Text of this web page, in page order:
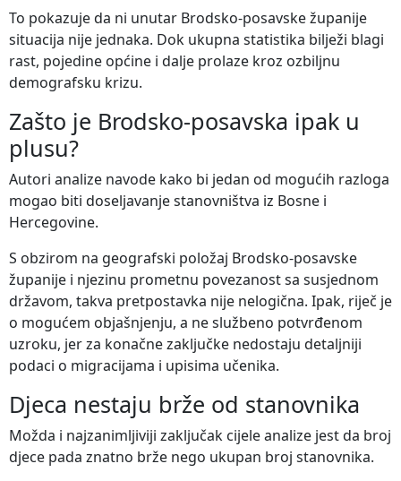
To pokazuje da ni unutar Brodsko-posavske županije
situacija nije jednaka. Dok ukupna statistika bilježi blagi
rast, pojedine općine i dalje prolaze kroz ozbiljnu
demografsku krizu.
Zašto je Brodsko-posavska ipak u
plusu?
Autori analize navode kako bi jedan od mogućih razloga
mogao biti doseljavanje stanovništva iz Bosne i
Hercegovine.
S obzirom na geografski položaj Brodsko-posavske
županije i njezinu prometnu povezanost sa susjednom
državom, takva pretpostavka nije nelogična. Ipak, riječ je
o mogućem objašnjenju, a ne službeno potvrđenom
uzroku, jer za konačne zaključke nedostaju detaljniji
podaci o migracijama i upisima učenika.
Djeca nestaju brže od stanovnika
Možda i najzanimljiviji zaključak cijele analize jest da broj
djece pada znatno brže nego ukupan broj stanovnika.